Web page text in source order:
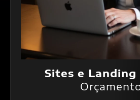
Sites e Landing